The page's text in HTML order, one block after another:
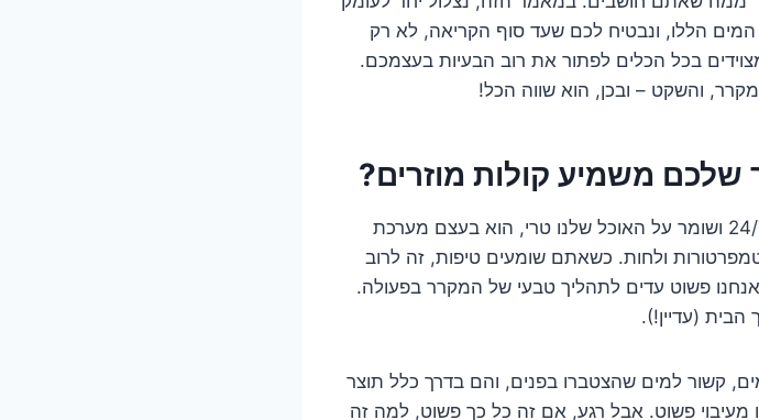
הללו, ונבטיח לכם שעד סוף הקריאה, לא רק
בכל הכלים לפתור את רוב הבעיות בעצמכם.
והשקט – ובכן, הוא שווה הכל!
משמיע קולות מוזרים?
בואו נדבר רגע על המקרר. המכשיר הזה, שפועל 24/7 ושומר על האוכל שלנו טרי, הוא בעצם מערכת
טמפרטורות ולחות. כשאתם שומעים טיפות, זה לרוב
פשוט עדים לתהליך טבעי של המקרר בפעולה.
(עדיין!).
קשור למים שהצטברו בפנים, והם בדרך כלל תוצר
פשוט. אבל רגע, אם זה כל כך פשוט, למה זה